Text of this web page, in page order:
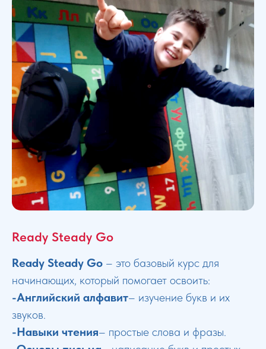
Ready Steady Go
Ready Steady Go – это базовый курс для
начинающих, который помогает освоить:
-Английский алфавит– изучение букв и их
звуков.
-Навыки чтения– простые слова и фразы.